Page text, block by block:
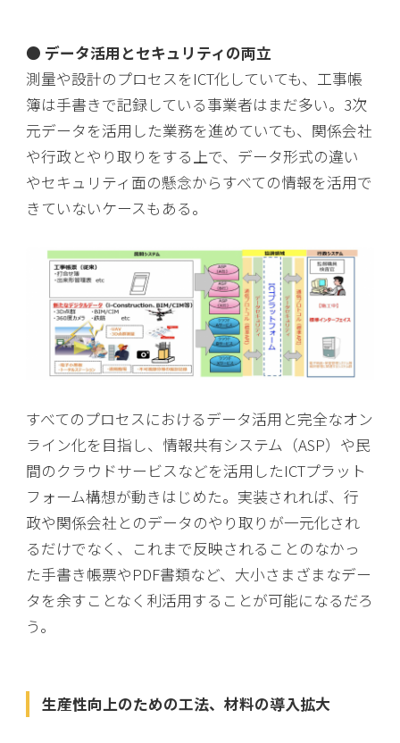
● データ活用とセキュリティの両立
測量や設計のプロセスをICT化していても、工事帳
簿は手書きで記録している事業者はまだ多い。3次
元データを活用した業務を進めていても、関係会社
や行政とやり取りをする上で、データ形式の違い
やセキュリティ面の懸念からすべての情報を活用で
きていないケースもある。
すべてのプロセスにおけるデータ活用と完全なオン
ライン化を目指し、情報共有システム（ASP）や民
間のクラウドサービスなどを活用したICTプラット
フォーム構想が動きはじめた。実装されれば、行
政や関係会社とのデータのやり取りが一元化され
るだけでなく、これまで反映されることのなかっ
た手書き帳票やPDF書類など、大小さまざまなデー
タを余すことなく利活用することが可能になるだろ
う。
生産性向上のための工法、材料の導入拡大